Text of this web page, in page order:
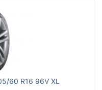
60 R16 96V XL